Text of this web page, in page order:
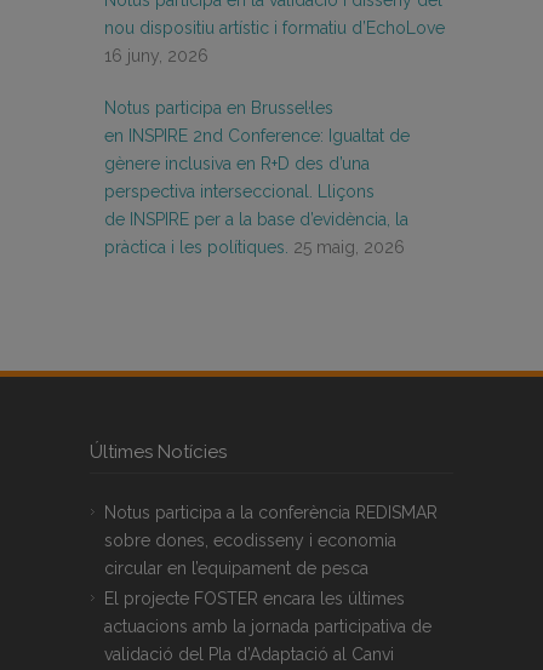
nou dispositiu artístic i formatiu d’EchoLove
16 juny, 2026
Notus participa en Brussel·les
en INSPIRE 2nd Conference: Igualtat de
gènere inclusiva en R+D des d’una
perspectiva interseccional. Lliçons
de INSPIRE per a la base d’evidència, la
pràctica i les polítiques. 25 maig, 2026
Últimes Notícies
Notus participa a la conferència REDISMAR
sobre dones, ecodisseny i economia
circular en l’equipament de pesca
El projecte FOSTER encara les últimes
actuacions amb la jornada participativa de
validació del Pla d’Adaptació al Canvi